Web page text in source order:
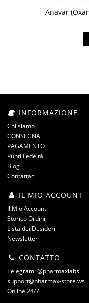
Anavar
INFORMAZIONE
Chi siamo
CONSEGNA
PAGAMENTO
Punti Fedeltà
Blog
Contattaci
IL MIO ACCOUNT
Il Mio Account
Storico Ordini
Lista dei Desideri
Newsletter
CONTATTO
Telegram: @pharmaxlabs
support@pharmax-store.ws
Online 24/7